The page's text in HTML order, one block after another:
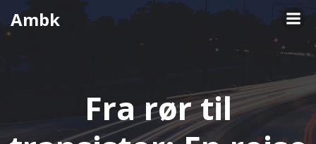
Videre
Ambk
Fra rør til